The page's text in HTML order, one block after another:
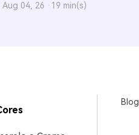
Aug 04, 26 · 19 min(s)
Blog